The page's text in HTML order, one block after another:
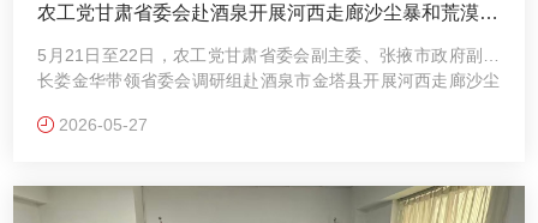
农工党甘肃省委会赴酒泉开展河西走廊沙尘暴和荒漠化
防治治理专项民主监督调研
5月21日至22日，农工党甘肃省委会副主委、张掖市政府副市
长娄金华带领省委会调研组赴酒泉市金塔县开展河西走廊沙尘
2026-05-27